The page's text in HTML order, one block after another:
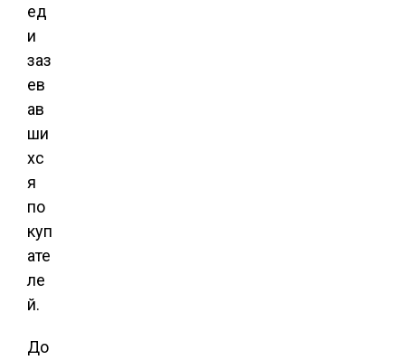
ед
и
заз
ев
ав
ши
хс
я
по
куп
ате
ле
й.
До